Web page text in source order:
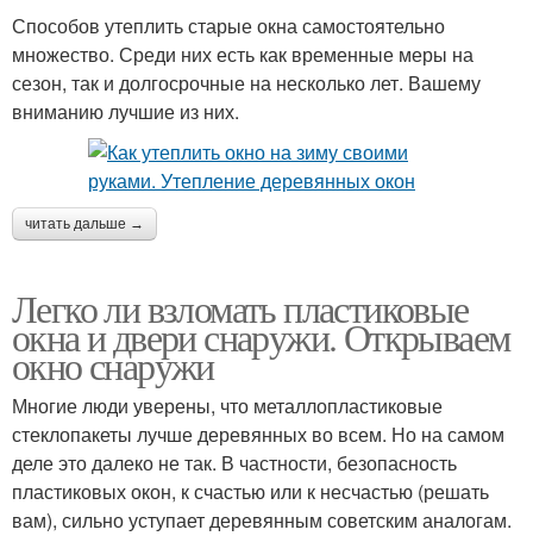
Способов утеплить старые окна самостоятельно
множество. Среди них есть как временные меры на
сезон, так и долгосрочные на несколько лет. Вашему
вниманию лучшие из них.
читать дальше →
Легко ли взломать пластиковые
окна и двери снаружи. Открываем
окно снаружи
Многие люди уверены, что металлопластиковые
стеклопакеты лучше деревянных во всем. Но на самом
деле это далеко не так. В частности, безопасность
пластиковых окон, к счастью или к несчастью (решать
вам), сильно уступает деревянным советским аналогам.